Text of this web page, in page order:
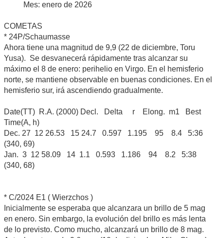
Mes: enero de 2026
COMETAS
* 24P/Schaumasse
Ahora tiene una magnitud de 9,9 (22 de diciembre, Toru
Yusa). Se desvanecerá rápidamente tras alcanzar su
máximo el 8 de enero: perihelio en Virgo. En el hemisferio
norte, se mantiene observable en buenas condiciones. En el
hemisferio sur, irá ascendiendo gradualmente.
Date(TT) R.A. (2000) Decl. Delta r Elong. m1 Best
Time(A, h)
Dec. 27 12 26.53 15 24.7 0.597 1.195 95 8.4 5:36
(340, 69)
Jan. 3 12 58.09 14 1.1 0.593 1.186 94 8.2 5:38
(340, 68)
* C/2024 E1 ( Wierzchos )
Inicialmente se esperaba que alcanzara un brillo de 5 mag
en enero. Sin embargo, la evolución del brillo es más lenta
de lo previsto. Como mucho, alcanzará un brillo de 8 mag.